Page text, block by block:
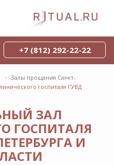
› Залы прощания Санкт-
госпиталя ГУВД
ЗАЛ
ГОСПИТАЛЯ
И
+7 (812) 292-22-22